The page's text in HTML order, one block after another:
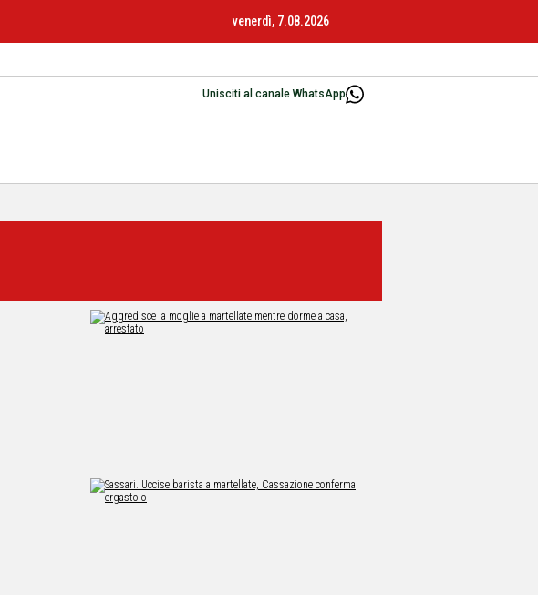
Unisciti al canale WhatsApp
venerdì, 7.08.2026